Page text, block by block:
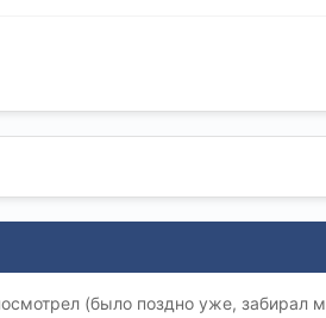
(было поздно уже, забирал